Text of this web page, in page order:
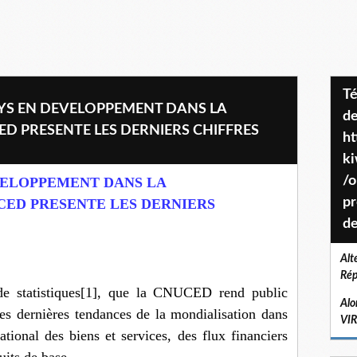
EN DEVELOPPEMENT DANS LA
PRESENTE LES DERNIERS CHIFFRES
DANS LA
PRESENTE LES DERNIERS
statistiques[1], que la CNUCED rend public
dernières tendances de la mondialisation dans
des biens et services, des flux financiers
Téléchargez le projet de société
/